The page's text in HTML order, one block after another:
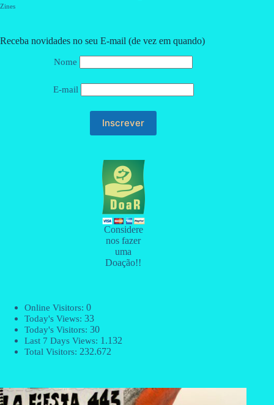
Zines
Receba novidades no seu E-mail (de vez em quando)
Nome
E-mail
Considere
nos fazer
uma
Doação!!
Online Visitors: 0
Today's Views: 33
Today's Visitors: 30
Last 7 Days Views: 1.132
Total Visitors: 232.672